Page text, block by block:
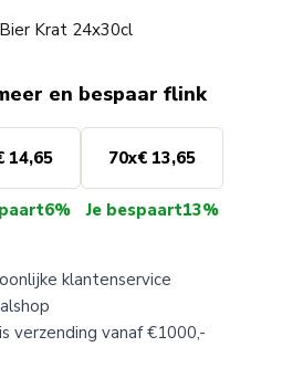
Krat 24x30cl
en bespaar flink
14,65
6%
70x€ 13,65
Je bespaart13%
klantenservice
verzending vanaf €1000,-